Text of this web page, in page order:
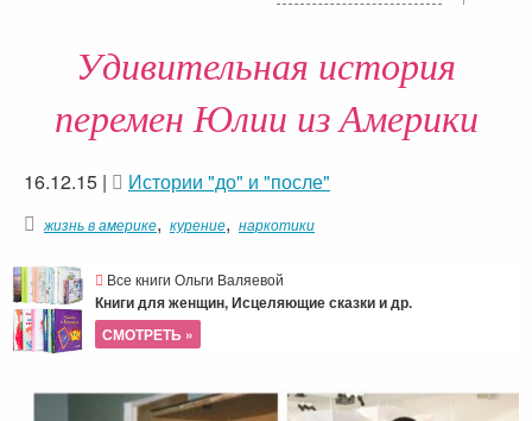
Удивительная история
перемен Юлии из Америки
16.12.15 | Истории "до" и "после"
жизнь в америке, курение, наркотики
Все книги Ольги Валяевой
Книги для женщин, Исцеляющие сказки и др.
СМОТРЕТЬ »